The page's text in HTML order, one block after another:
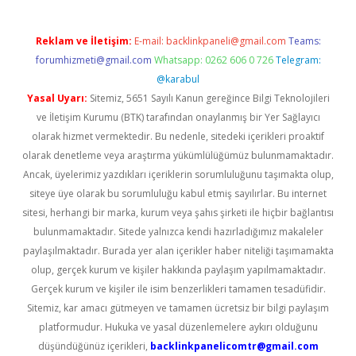
Reklam ve İletişim: E-mail: backlinkpaneli@gmail.com Teams:
forumhizmeti@gmail.com Whatsapp: 0262 606 0 726 Telegram:
@karabul
Yasal Uyarı: Sitemiz, 5651 Sayılı Kanun gereğince Bilgi Teknolojileri
ve İletişim Kurumu (BTK) tarafından onaylanmış bir Yer Sağlayıcı
olarak hizmet vermektedir. Bu nedenle, sitedeki içerikleri proaktif
olarak denetleme veya araştırma yükümlülüğümüz bulunmamaktadır.
Ancak, üyelerimiz yazdıkları içeriklerin sorumluluğunu taşımakta olup,
siteye üye olarak bu sorumluluğu kabul etmiş sayılırlar. Bu internet
sitesi, herhangi bir marka, kurum veya şahıs şirketi ile hiçbir bağlantısı
bulunmamaktadır. Sitede yalnızca kendi hazırladığımız makaleler
paylaşılmaktadır. Burada yer alan içerikler haber niteliği taşımamakta
olup, gerçek kurum ve kişiler hakkında paylaşım yapılmamaktadır.
Gerçek kurum ve kişiler ile isim benzerlikleri tamamen tesadüfidir.
Sitemiz, kar amacı gütmeyen ve tamamen ücretsiz bir bilgi paylaşım
platformudur. Hukuka ve yasal düzenlemelere aykırı olduğunu
düşündüğünüz içerikleri, backlinkpanelicomtr@gmail.com